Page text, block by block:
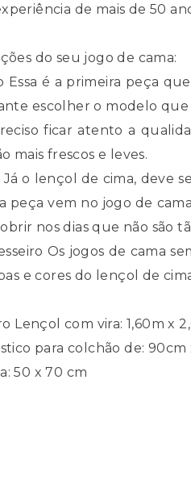
de mais de 50
do seu jogo de cama:
Essa é a primeira peça
escolher o modelo
ficar atento a
mais frescos e leves.
o lençol de cima, deve
peça vem no jogo de
nos dias que não são
Os jogos de cama
e cores do lençol de
Lençol com vira: 1,60m x
para colchão de:
50 x 70 cm